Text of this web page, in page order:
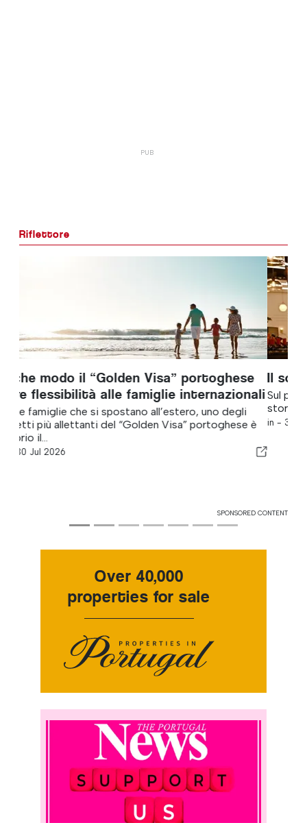
Riflettore
Il sogno che non smette mai di inseguirci
Sul pizzo, sul desiderio e sull’abito che ha portato una
storia nel mondo.
in - 31 Jul 2026
SPONSORED CONTENT
Over 40,000
properties for sale